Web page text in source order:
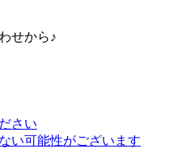
せから♪
さい
い可能性がございます